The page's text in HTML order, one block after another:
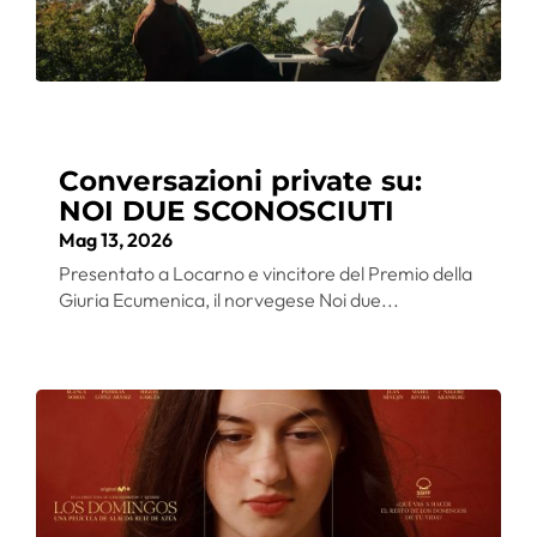
Conversazioni private su:
NOI DUE SCONOSCIUTI
Mag 13, 2026
Presentato a Locarno e vincitore del Premio della
Giuria Ecumenica, il norvegese Noi due...